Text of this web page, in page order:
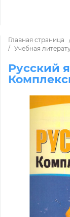
Главная страница
Учебная
Русский